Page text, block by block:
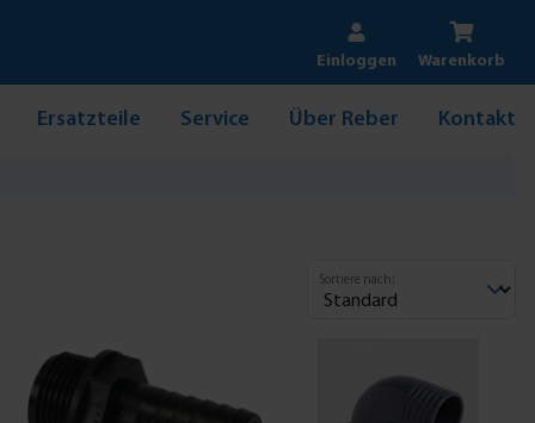
Einloggen Warenkorb
Ersatzteile Service Über Reber Kontakt
Sortiere nach: